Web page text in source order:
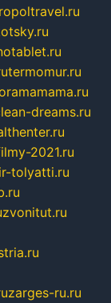
termomur.ru
dreams.ru
2021.ru
tolyatti.ru
zvonitut.ru
zarges-ru.ru